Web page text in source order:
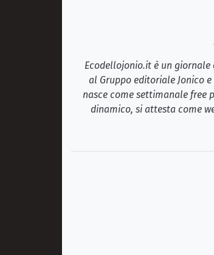
Ecodellojonio.it è un giornale
al Gruppo editoriale Jonico
nasce come settimanale free
dinamico, si attesta come